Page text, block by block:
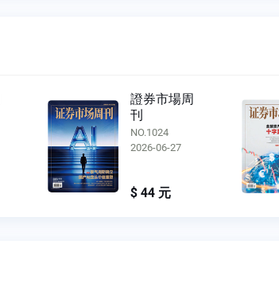
證券市場周
刊
NO.1024
2026-06-27
$ 44 元